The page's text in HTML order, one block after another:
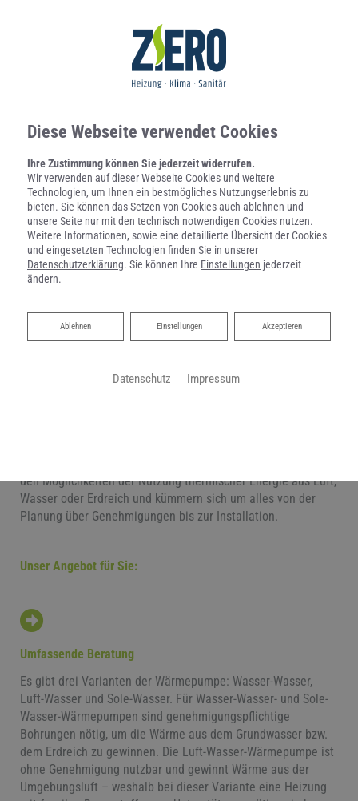
Heizen mit Wärmepumpe
Hans Jürgen Ziero GmbH: Ihr Experte für
den Möglichkeiten der Nutzung thermischer Energie aus Luft,
Wasser oder Erdreich und kümmern sich um alles von der
Planung über Genehmigungen bis zur Installation.
Unser Angebot für Sie:
Umfassende Beratung
Es gibt drei Varianten der Wärmepumpe: Wasser-Wasser,
Luft-Wasser und Sole-Wasser. Für Wasser-Wasser- und Sole-
Wasser-Wärmepumpen sind genehmigungspflichtige
Bohrungen nötig, um die Wärme aus dem Grundwasser bzw.
dem Erdreich zu gewinnen. Die Luft-Wasser-Wärmepumpe ist
ohne Genehmigung nutzbar und gewinnt Wärme aus der
Umgebungsluft – weshalb bei dieser Variante eine Heizung
Diese Webseite verwendet Cookies
Ihre Zustimmung können Sie jederzeit widerrufen.
Wir verwenden auf dieser Webseite Cookies und weitere
Technologien, um Ihnen ein bestmögliches Nutzungserlebnis zu
bieten. Sie können das Setzen von Cookies auch ablehnen und
unsere Seite nur mit den technisch notwendigen Cookies nutzen.
Weitere Informationen, sowie eine detaillierte Übersicht der Cookies
und eingesetzten Technologien finden Sie in unserer
Datenschutzerklärung. Sie können Ihre Einstellungen jederzeit
ändern.
Akzeptieren
Einstellungen
Ablehnen
Ablehnen
Datenschutz Impressum